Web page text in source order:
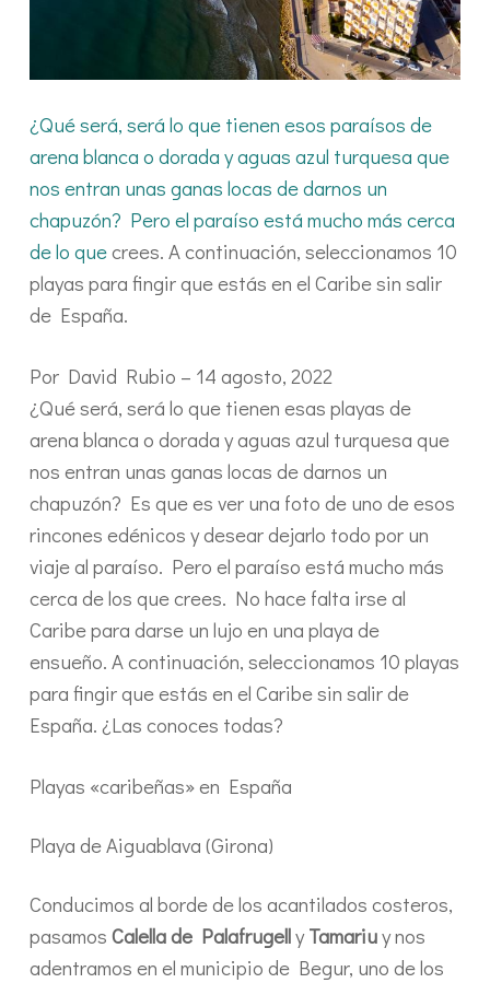
¿Qué será, será lo que tienen esos paraísos de
arena blanca o dorada y aguas azul turquesa que
nos entran unas ganas locas de darnos un
chapuzón? Pero el paraíso está mucho más cerca
de lo quecrees. A continuación, seleccionamos 10
playas para fingir que estás en el Caribe sin salir
de España.
Por David Rubio – 14 agosto, 2022
¿Qué será, será lo que tienen esas playas de
arena blanca o dorada y aguas azul turquesa que
nos entran unas ganas locas de darnos un
chapuzón? Es que es ver una foto de uno de esos
rincones edénicos y desear dejarlo todo por un
viaje al paraíso. Pero el paraíso está mucho más
cerca de los que crees. No hace falta irse al
Caribe para darse un lujo en una playa de
ensueño. A continuación, seleccionamos 10 playas
para fingir que estás en el Caribe sin salir de
España. ¿Las conoces todas?
Playas «caribeñas» en España
Playa de Aiguablava (Girona)
Conducimos al borde de los acantilados costeros,
pasamos Calella de PalafrugellyTamariuy nos
adentramos en el municipio de Begur, uno de los